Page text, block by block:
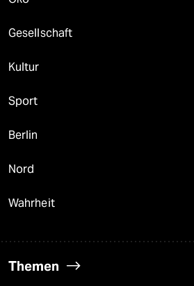
Gesellschaft
Kultur
Sport
Berlin
Nord
Wahrheit
Themen